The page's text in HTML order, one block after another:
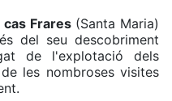
cas Frares (Santa Maria)
del seu descobriment
de l'explotació dels
les nombroses visites